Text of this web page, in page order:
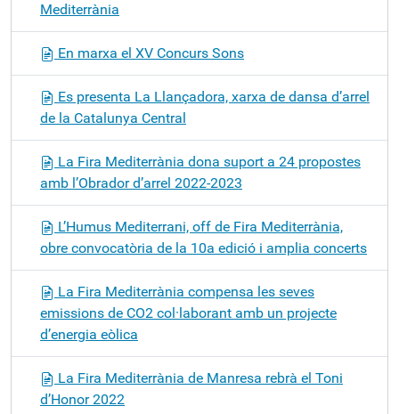
Mediterrània
En marxa el XV Concurs Sons
Es presenta La Llançadora, xarxa de dansa d’arrel
de la Catalunya Central
La Fira Mediterrània dona suport a 24 propostes
amb l’Obrador d’arrel 2022-2023
L’Humus Mediterrani, off de Fira Mediterrània,
obre convocatòria de la 10a edició i amplia concerts
La Fira Mediterrània compensa les seves
emissions de CO2 col·laborant amb un projecte
d’energia eòlica
La Fira Mediterrània de Manresa rebrà el Toni
d’Honor 2022